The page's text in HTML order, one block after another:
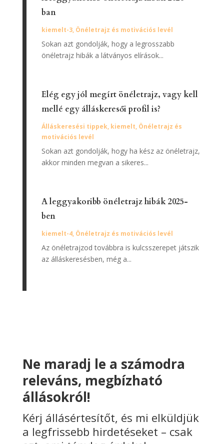
ban
kiemelt-3, Önéletrajz és motivációs levél
Sokan azt gondolják, hogy a legrosszabb
önéletrajz hibák a látványos elírások...
Elég egy jól megírt önéletrajz, vagy kell
mellé egy álláskeresői profil is?
Álláskeresési tippek, kiemelt, Önéletrajz és
motivációs levél
Sokan azt gondolják, hogy ha kész az önéletrajz,
akkor minden megvan a sikeres...
A leggyakoribb önéletrajz hibák 2025-
ben
kiemelt-4, Önéletrajz és motivációs levél
Az önéletrajzod továbbra is kulcsszerepet játszik
az álláskeresésben, még a...
Ne maradj le a számodra
releváns, megbízható
állásokról!
Kérj állásértesítőt, és mi elküldjük
a legfrissebb hirdetéseket – csak